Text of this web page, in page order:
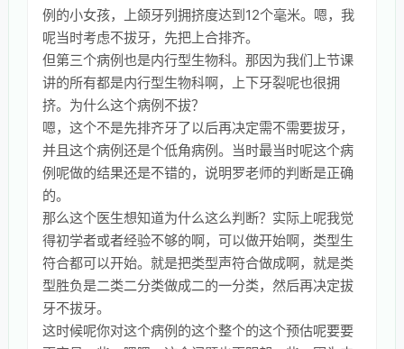
例的小女孩，上颌牙列拥挤度达到12个毫米。嗯，我
呢当时考虑不拔牙，先把上合排齐。
但第三个病例也是内行型生物科。那因为我们上节课
讲的所有都是内行型生物科啊，上下牙裂呢也很拥
挤。为什么这个病例不拔？
嗯，这个不是先排齐牙了以后再决定需不需要拔牙，
并且这个病例还是个低角病例。当时最当时呢这个病
例呢做的结果还是不错的，说明罗老师的判断是正确
的。
那么这个医生想知道为什么这么判断？实际上呢我觉
得初学者或者经验不够的啊，可以做开始啊，类型生
符合都可以开始。就是把类型声符合做成啊，就是类
型胜负是二类二分类做成二的一分类，然后再决定拔
牙不拔牙。
这时候呢你对这个病例的这个整个的这个预估呢要要